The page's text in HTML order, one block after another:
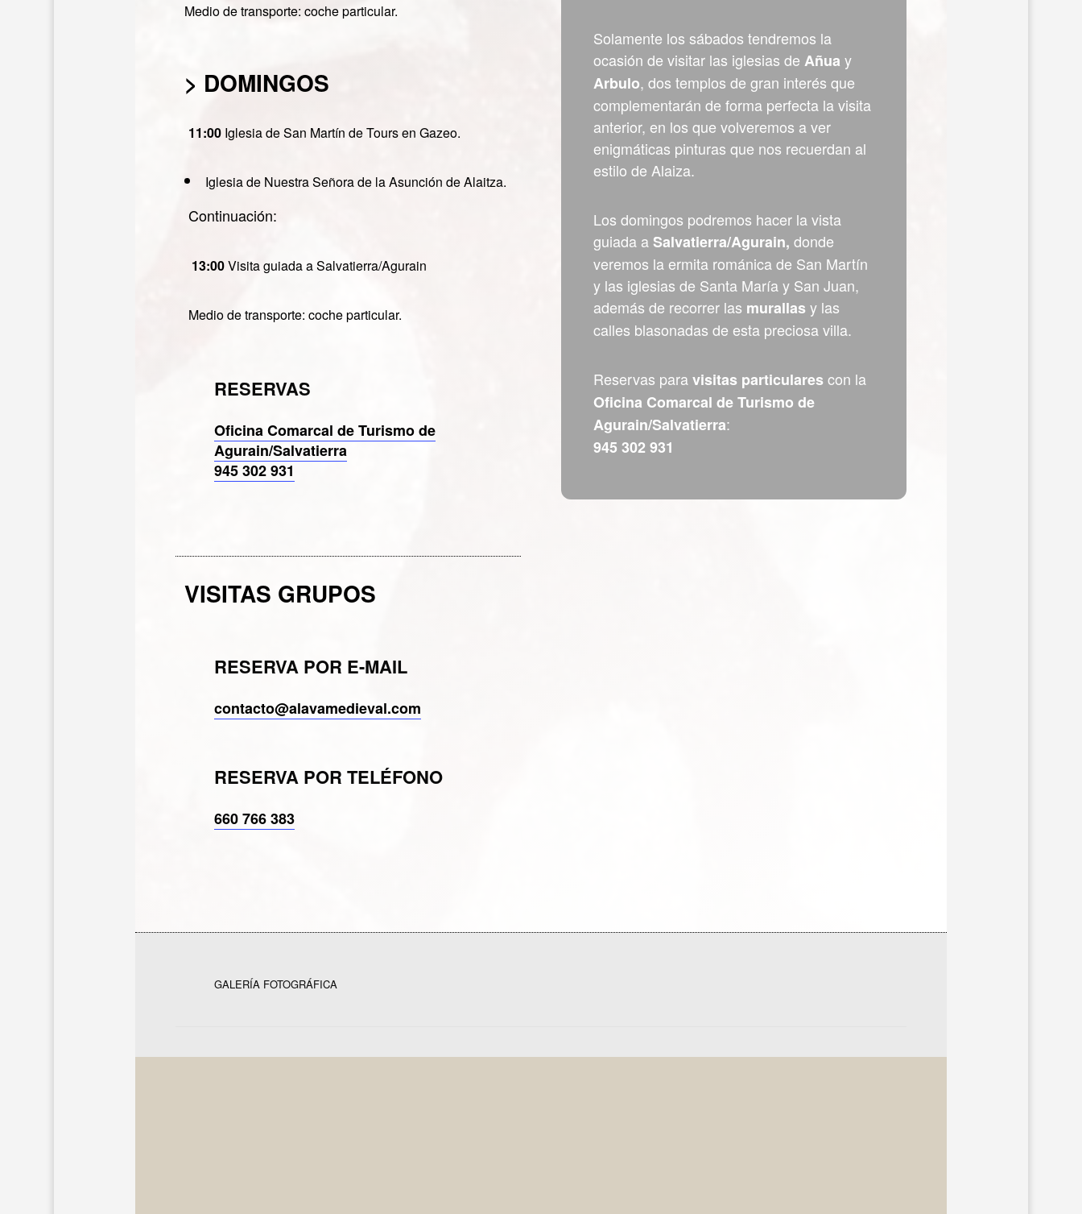
Medio de transporte: coche particular.
> DOMINGOS
11:00 Iglesia de San Martín de Tours en Gazeo.
Iglesia de Nuestra Señora de la Asunción de Alaitza.
Continuación:
13:00Visita guiada a Salvatierra/Agurain
Medio de transporte: coche particular.
RESERVAS
Oficina Comarcal de Turismo de
Agurain/Salvatierra
945 302 931
VISITAS GRUPOS
RESERVA POR E-MAIL
contacto@alavamedieval.com
RESERVA POR TELÉFONO
660 766 383
Solamente los sábados tendremos la
ocasión de visitar las iglesias de Añua y
Arbulo, dos templos de gran interés que
complementarán de forma perfecta la visita
anterior, en los que volveremos a ver
enigmáticas pinturas que nos recuerdan al
estilo de Alaiza.
Los domingos podremos hacer la vista
guiada aSalvatierra/Agurain, donde
veremos la ermita románica de San Martín
y las iglesias de Santa María y San Juan,
además de recorrer las murallas y las
calles blasonadas de esta preciosa villa.
Reservas paravisitas particulares con la
Oficina Comarcal de Turismo de
Agurain/Salvatierra:
945 302 931
GALERÍA FOTOGRÁFICA